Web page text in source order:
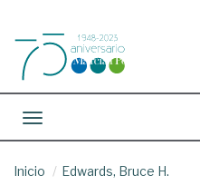
Toggle navigation
Inicio Edwards, Bruce H.